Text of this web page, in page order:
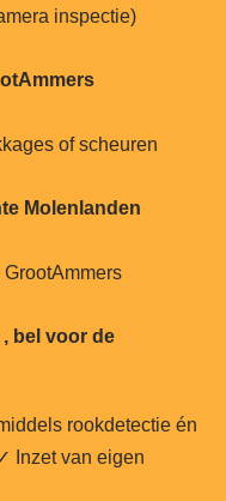
inspectie)
of scheuren
Molenlanden
bel voor de
rookdetectie én
Inzet van eigen